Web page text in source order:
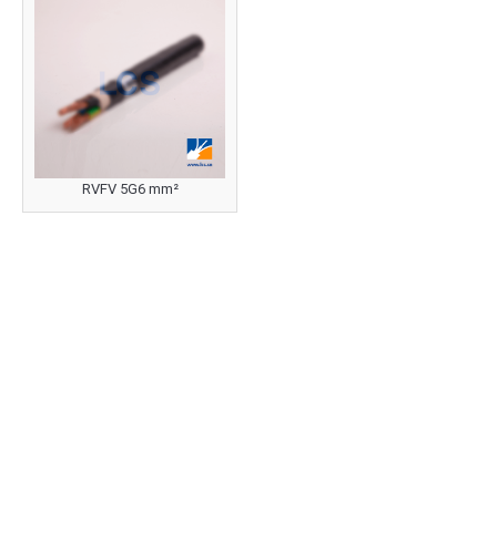
RVFV 5G6 mm²